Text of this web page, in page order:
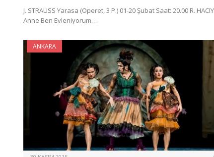
J. STRAUSS Yarasa (Operet, 3 P.) 01-20 Şubat Saat: 20.00 R.
Anne Ben Evleniyorum…
ANKARA